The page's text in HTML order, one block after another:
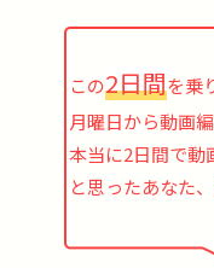
この2日間を乗
月曜日から動画
本当に2日間で動
と思ったあなた